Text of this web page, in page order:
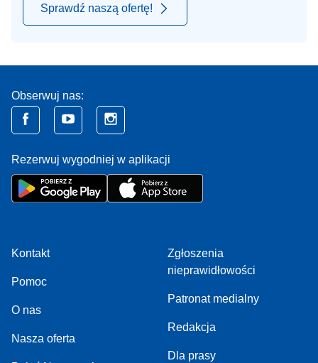
Sprawdź naszą ofertę!
Obserwuj nas:
Rezerwuj wygodniej w aplikacji
Kontakt
Pomoc
O nas
Nasza oferta
Zgłoszenia
nieprawidłowości
Patronat medialny
Redakcja
Dla prasy